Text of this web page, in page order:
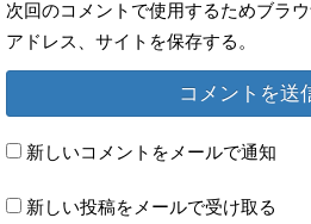
次回のコメントで使用するためブラ
アドレス、サイトを保存する。
新しいコメントをメールで通知
新しい投稿をメールで受け取る